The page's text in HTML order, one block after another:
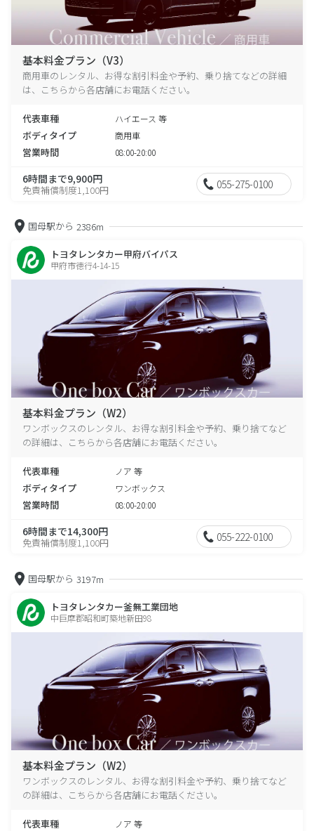
基本料金プラン（V3）
商用車のレンタル、お得な割引料金や予約、乗り捨てなどの詳細
は、こちらから各店舗にお電話ください。
代表車種 ハイエース 等
ボディタイプ 商用車
営業時間 08:00-20:00
6時間まで9,900円
免責補償制度1,100円 055-275-0100
国母駅から 2386m
トヨタレンタカー甲府バイパス
甲府市徳行4-14-15
基本料金プラン（W2）
ワンボックスのレンタル、お得な割引料金や予約、乗り捨てなど
の詳細は、こちらから各店舗にお電話ください。
代表車種 ノア 等
ボディタイプ ワンボックス
営業時間 08:00-20:00
6時間まで14,300円
免責補償制度1,100円 055-222-0100
国母駅から 3197m
トヨタレンタカー釜無工業団地
中巨摩郡昭和町築地新田98
基本料金プラン（W2）
ワンボックスのレンタル、お得な割引料金や予約、乗り捨てなど
の詳細は、こちらから各店舗にお電話ください。
代表車種 ノア 等